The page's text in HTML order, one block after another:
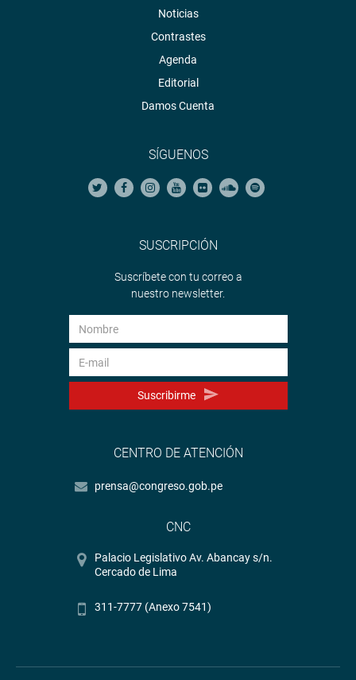
Noticias
Contrastes
Agenda
Editorial
Damos Cuenta
SÍGUENOS
SUSCRIPCIÓN
Suscríbete con tu correo a
nuestro newsletter.
Suscribirme
CENTRO DE ATENCIÓN
prensa@congreso.gob.pe
CNC
Palacio Legislativo Av. Abancay s/n.
Cercado de Lima
311-7777 (Anexo 7541)